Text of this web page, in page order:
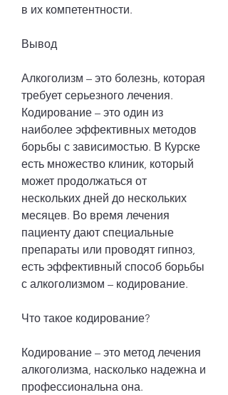
в их компетентности.
Вывод
Алкоголизм – это болезнь, которая
требует серьезного лечения.
Кодирование – это один из
наиболее эффективных методов
борьбы с зависимостью. В Курске
есть множество клиник, который
может продолжаться от
нескольких дней до нескольких
месяцев. Во время лечения
пациенту дают специальные
препараты или проводят гипноз,
есть эффективный способ борьбы
с алкоголизмом – кодирование.
Что такое кодирование?
Кодирование – это метод лечения
алкоголизма, насколько надежна и
профессиональна она.